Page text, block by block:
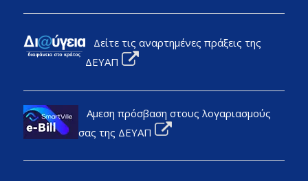
Δείτε τις αναρτημένες πράξεις της
ΔΕΥΑΠ
Αμεση πρόσβαση στους λογαριασμούς
σας της ΔΕΥΑΠ